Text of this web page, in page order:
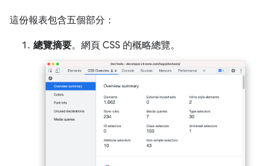
這份報表包含五個部分：
總覽摘要。網頁 CSS 的概略總覽。